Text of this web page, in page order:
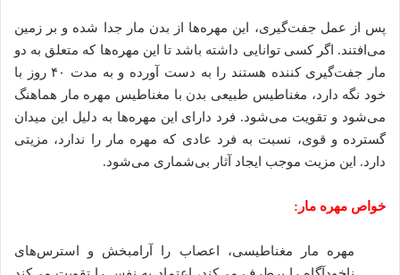
پس از عمل جفت‌گیری، این مهره‌ها از بدن مار جدا شده و بر زمین
می‌افتند. اگر کسی توانایی داشته باشد تا این مهره‌ها که متعلق به دو
مار جفت‌گیری کننده هستند را به دست آورده و به مدت ۴۰ روز با
خود نگه دارد، مغناطیس طبیعی بدن با مغناطیس مهره مار هماهنگ
می‌شود و تقویت می‌شود. فرد دارای این مهره‌ها به دلیل این میدان
گسترده و قوی، نسبت به فرد عادی که مهره مار را ندارد، مزیتی
دارد. این مزیت موجب ایجاد آثار بی‌شماری می‌شود.
خواص مهره مار :
مهره مار مغناطیسی، اعصاب را آرامبخش و استرس‌های